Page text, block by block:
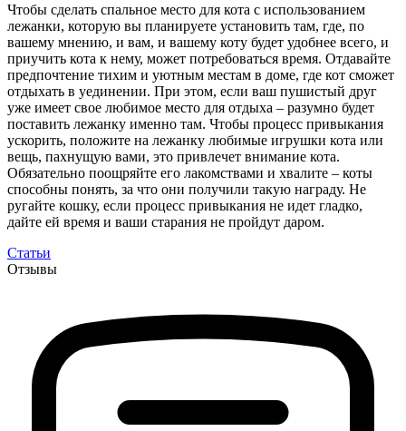
Чтобы сделать спальное место для кота с использованием
лежанки, которую вы планируете установить там, где, по
вашему мнению, и вам, и вашему коту будет удобнее всего, и
приучить кота к нему, может потребоваться время. Отдавайте
предпочтение тихим и уютным местам в доме, где кот сможет
отдыхать в уединении. При этом, если ваш пушистый друг
уже имеет свое любимое место для отдыха – разумно будет
поставить лежанку именно там. Чтобы процесс привыкания
ускорить, положите на лежанку любимые игрушки кота или
вещь, пахнущую вами, это привлечет внимание кота.
Обязательно поощряйте его лакомствами и хвалите – коты
способны понять, за что они получили такую награду. Не
ругайте кошку, если процесс привыкания не идет гладко,
дайте ей время и ваши старания не пройдут даром.
Статьи
Отзывы